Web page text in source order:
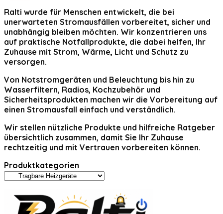
Ralti wurde für Menschen entwickelt, die bei
unerwarteten Stromausfällen vorbereitet, sicher und
unabhängig bleiben möchten. Wir konzentrieren uns
auf praktische Notfallprodukte, die dabei helfen, Ihr
Zuhause mit Strom, Wärme, Licht und Schutz zu
versorgen.
Von Notstromgeräten und Beleuchtung bis hin zu
Wasserfiltern, Radios, Kochzubehör und
Sicherheitsprodukten machen wir die Vorbereitung auf
einen Stromausfall einfach und verständlich.
Wir stellen nützliche Produkte und hilfreiche Ratgeber
übersichtlich zusammen, damit Sie Ihr Zuhause
rechtzeitig und mit Vertrauen vorbereiten können.
Produktkategorien